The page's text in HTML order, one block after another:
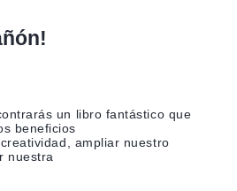
un libro fantástico que
beneficios
ampliar nuestro
nuestra